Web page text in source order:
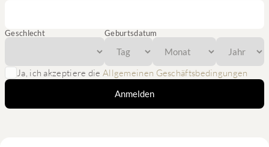
Geschlecht Geburtsdatum
Ja, ich akzeptiere die Allgemeinen Geschäftsbedingungen
Anmelden